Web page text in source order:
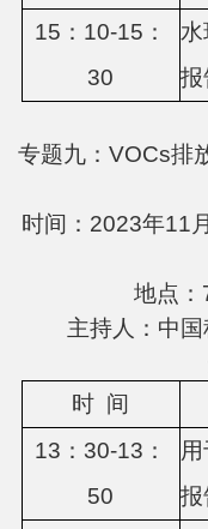
15 ： 10-15：
30
报
专题九：VOCs排
时间：2023年11
地点
主持人：中国
时 间
13： 30-13：
50
报